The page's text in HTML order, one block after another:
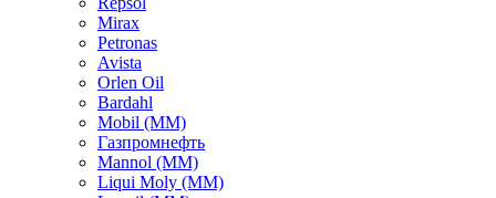
Mirax
Petronas
Avista
Orlen Oil
Bardahl
Mobil (ММ)
Газпромнефть
Mannol (ММ)
Liqui Moly (ММ)